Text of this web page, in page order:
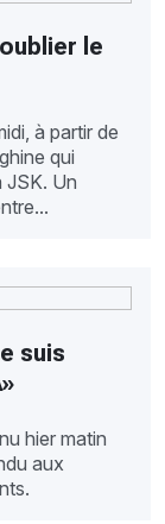
le
à partir de
qui
JSK. Un
suis
hier matin
aux